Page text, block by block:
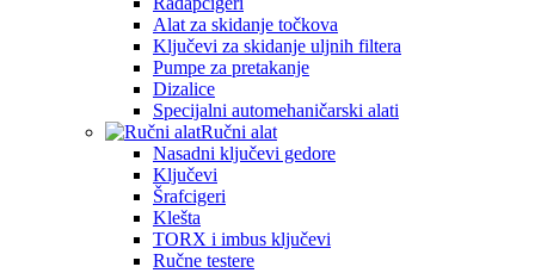
Alat za skidanje točkova
Ključevi za skidanje uljnih filtera
Pumpe za pretakanje
Dizalice
Specijalni automehaničarski alati
Ručni alat
Nasadni ključevi gedore
Ključevi
Šrafcigeri
Klešta
TORX i imbus ključevi
Ručne testere